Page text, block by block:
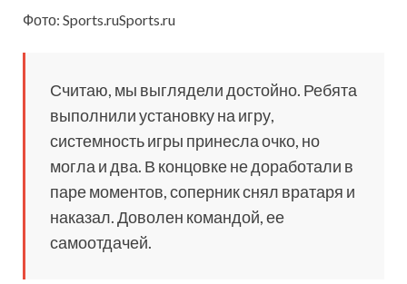
Фото: Sports.ruSports.ru
Считаю, мы выглядели достойно. Ребята
выполнили установку на игру,
системность игры принесла очко, но
могла и два. В концовке не доработали в
паре моментов, соперник снял вратаря и
наказал. Доволен командой, ее
самоотдачей.